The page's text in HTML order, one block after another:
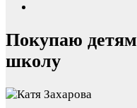
Покупаю детям
школу